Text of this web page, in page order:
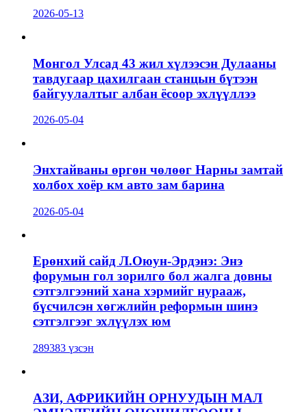
2026-05-13
Монгол Улсад 43 жил хүлээсэн Дулааны
тавдугаар цахилгаан станцын бүтээн
байгуулалтыг албан ёсоор эхлүүллээ
2026-05-04
Энхтайваны өргөн чөлөөг Нарны замтай
холбох хоёр км авто зам барина
2026-05-04
Ерөнхий сайд Л.Оюун-Эрдэнэ: Энэ
форумын гол зорилго бол жалга довны
сэтгэлгээний хана хэрмийг нурааж,
бүсчилсэн хөгжлийн реформын шинэ
сэтгэлгээг эхлүүлэх юм
289383 үзсэн
АЗИ, АФРИКИЙН ОРНУУДЫН МАЛ